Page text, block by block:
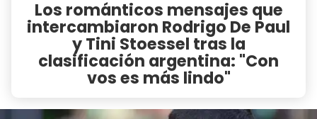
Los románticos mensajes que
intercambiaron Rodrigo De Paul
y Tini Stoessel tras la
clasificación argentina: "Con
vos es más lindo"